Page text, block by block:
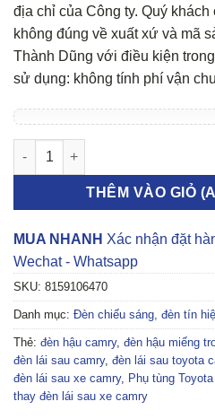
địa chỉ của Công ty. Quý khách
không đúng về xuất xứ và mã
Thành Dũng với điều kiện
sử dụng: không tính phí vận
Đèn hậu miếng trong trái Toyota
THÊM VÀO GIỎ
MUA NHANH Xác nhận đặt
Wechat - Whatsapp
SKU: 8159106470
Danh mục: Đèn chiếu sáng, đèn tín
Thẻ: đèn hậu camry, đèn hậu miếng
đèn lái sau camry, đèn lái sau toyota
đèn lái sau xe camry, Phụ tùng
thay đèn lái sau xe camry